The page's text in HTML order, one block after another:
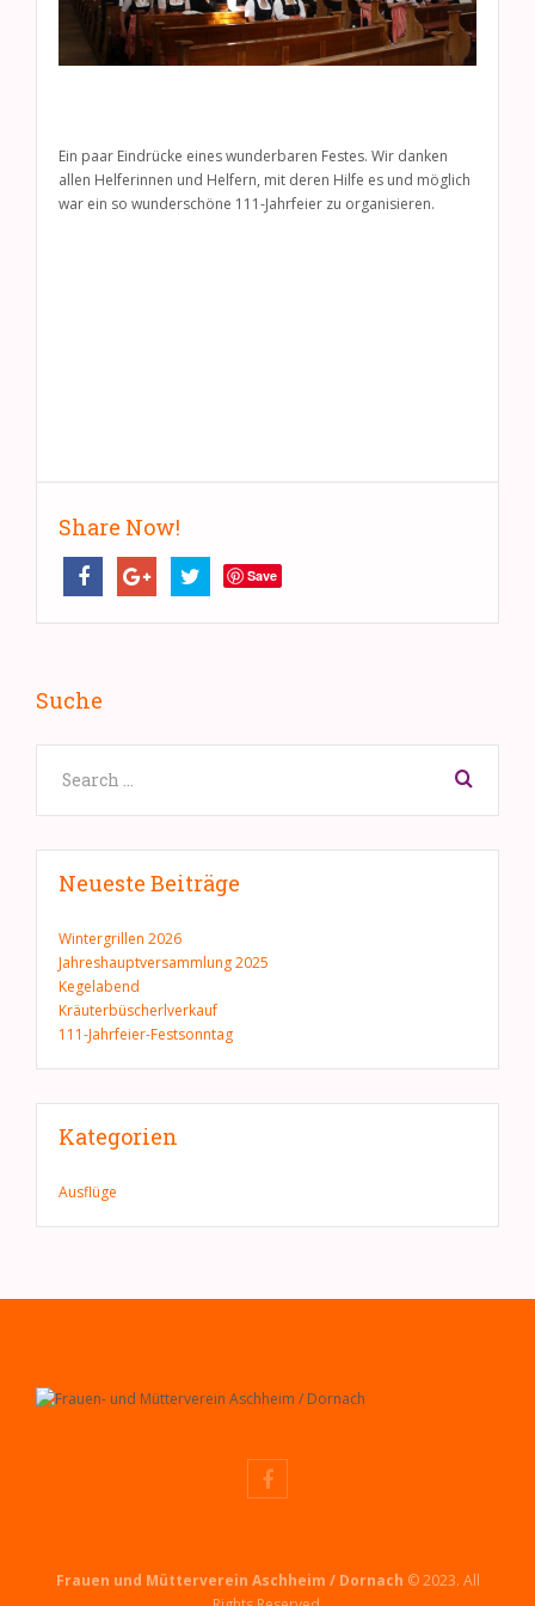
Ein paar Eindrücke eines wunderbaren Festes. Wir danken
allen Helferinnen und Helfern, mit deren Hilfe es und möglich
war ein so wunderschöne 111-Jahrfeier zu organisieren.
Share Now!
Save
Suche
Neueste Beiträge
Wintergrillen 2026
Jahreshauptversammlung 2025
Kegelabend
Kräuterbüscherlverkauf
111-Jahrfeier-Festsonntag
Kategorien
Ausflüge
Frauen und Mütterverein Aschheim / Dornach © 2023. All